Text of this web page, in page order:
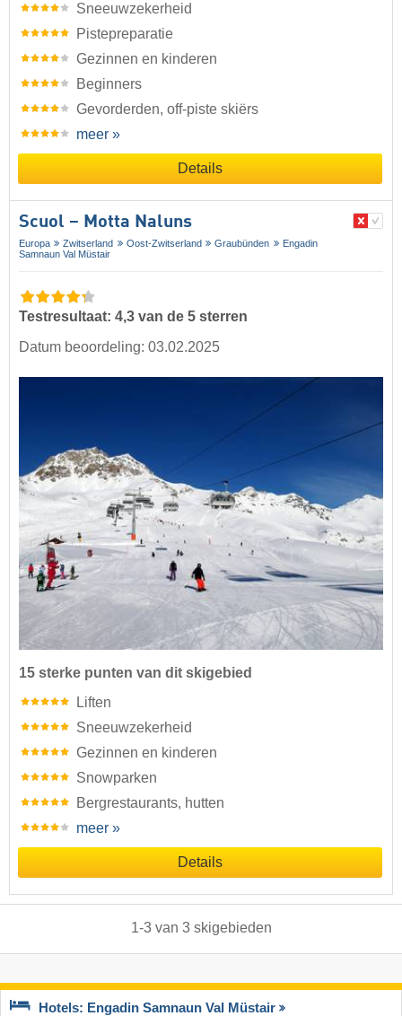
Sneeuwzekerheid
Pistepreparatie
Gezinnen en kinderen
Beginners
Gevorderden, off-piste skiërs
meer »
Details
Scuol – Motta Naluns
Europa Zwitserland Oost-Zwitserland Graubünden
Engadin
Samnaun Val Müstair
Testresultaat: 4,3 van de 5 sterren
Datum beoordeling: 03.02.2025
15 sterke punten van dit skigebied
Liften
Sneeuwzekerheid
Gezinnen en kinderen
Snowparken
Bergrestaurants, hutten
meer »
Details
1-3van 3 skigebieden
Hotels: Engadin Samnaun Val Müstair